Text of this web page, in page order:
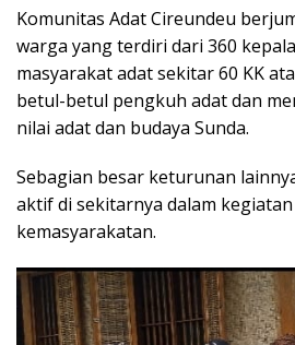
Komunitas Adat Cireundeu
warga yang terdiri dari 360
masyarakat adat sekitar 60 KK
betul-betul pengkuh adat dan
nilai adat dan budaya Sunda.
Sebagian besar keturunan
aktif di sekitarnya dalam
kemasyarakatan.